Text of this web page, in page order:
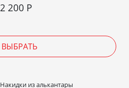
2 200 Р
ВЫБРАТЬ
Накидки из алькантары